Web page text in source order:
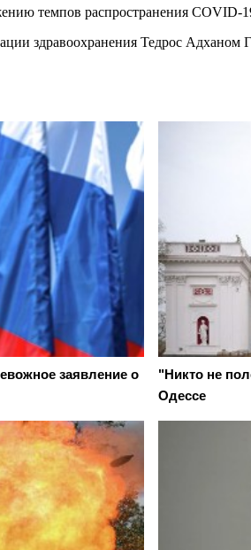
темпов распространения COVID-
здравоохранения Тедрос
заявление о
"Никто не
Одессе